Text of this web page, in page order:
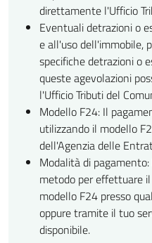
direttamente l'Ufficio
Eventuali detrazioni o
e all'uso dell'immobile,
specifiche detrazioni o
queste agevolazioni
l'Ufficio Tributi del
Modello F24: Il
utilizzando il modello
dell'Agenzia delle
Modalità di
metodo per effettuare
modello F24 presso
oppure tramite il tuo
disponibile.